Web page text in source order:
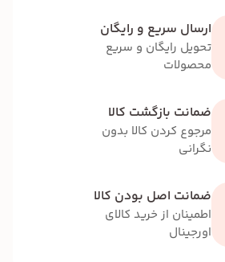
ارسال سریع و رایگان
تحویل رایگان و سریع
محصولات
ضمانت بازگشت کالا
مرجوع کردن کالا بدون
نگرانی
ضمانت اصل بودن کالا
اطمینان از خرید کالای
اورجینال